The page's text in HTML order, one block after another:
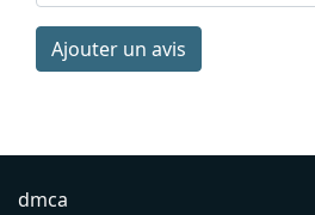
Ajouter un avis
dmca